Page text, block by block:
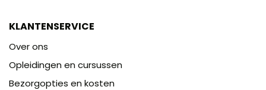
KLANTENSERVICE
Over ons
Opleidingen en cursussen
Bezorgopties en kosten